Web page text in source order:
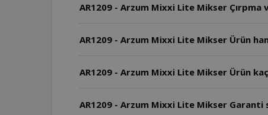
AR1209 - Arzum Mixxi Lite Mikser Çırpma
AR1209 - Arzum Mixxi Lite Mikser Ürün
AR1209 - Arzum Mixxi Lite Mikser Ürün
AR1209 - Arzum Mixxi Lite Mikser Garanti